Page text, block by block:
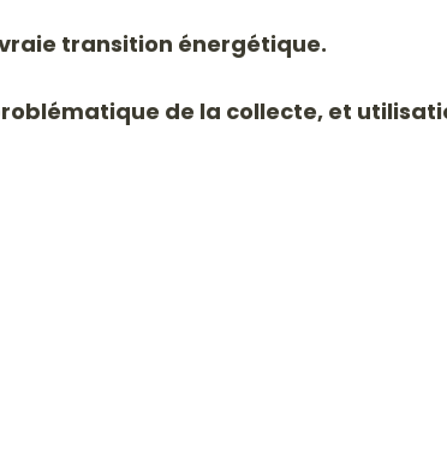
transition énergétique.
de la collecte, et